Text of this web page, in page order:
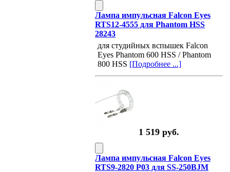
Лампа импульсная Falcon Eyes
RTS12-4555 для Phantom HSS
28243
для студийных вспышек Falcon
Eyes Phantom 600 HSS / Phantom
800 HSS [Подробнее ...]
1 519 руб.
Лампа импульсная Falcon Eyes
RTS9-2820 P03 для SS-250BJM